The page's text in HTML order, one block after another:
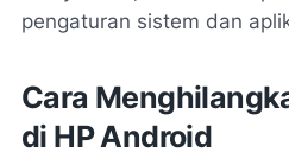
pengaturan sistem dan
Cara
di HP Android